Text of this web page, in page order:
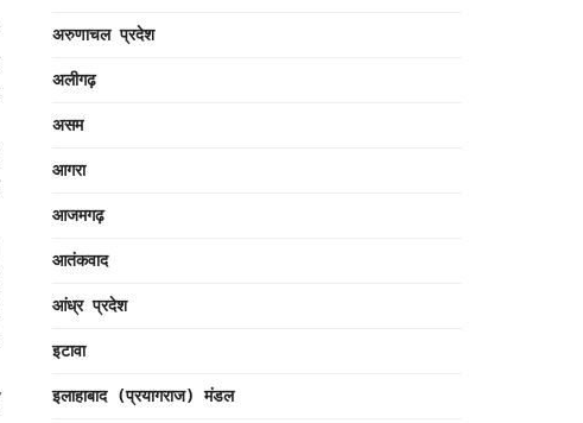
अरुणाचल प्रदेश
अलीगढ़
असम
आगरा
आजमगढ़
आतंकवाद
आंध्र प्रदेश
इटावा
इलाहाबाद (प्रयागराज) मंडल